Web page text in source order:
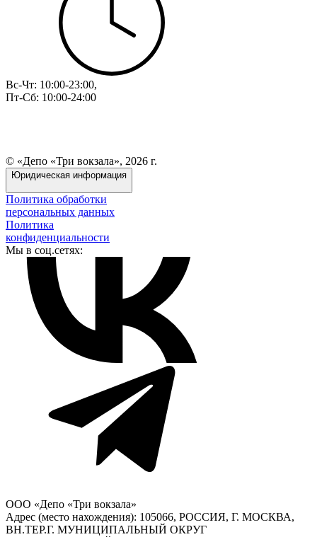
Вс-Чт: 10:00-23:00,
Пт-Сб: 10:00-24:00
© «Депо «Три вокзала», 2026 г.
Юридическая информация
Политика обработки
персональных данных
Политика
конфиденциальности
Мы в соц.сетях:
ООО «Депо «Три вокзала»
Адрес (место нахождения): 105066, РОССИЯ, Г. МОСКВА,
ВН.ТЕР.Г. МУНИЦИПАЛЬНЫЙ ОКРУГ